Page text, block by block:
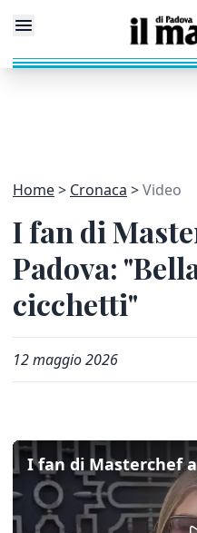
Home Cronaca Video
I fan di
Padova:
cicchetti"
12 maggio 2026